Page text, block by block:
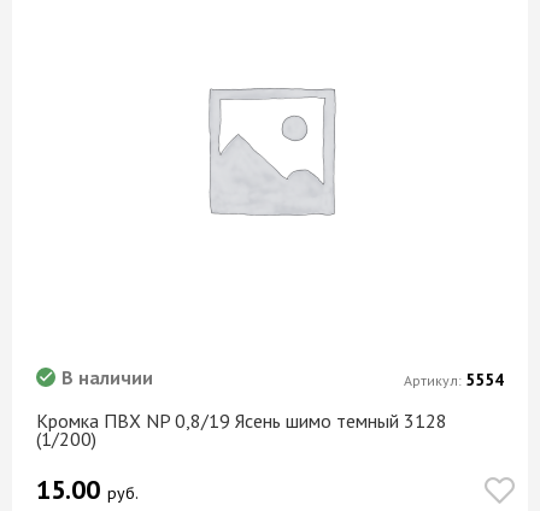
Кромка ПВХ NP 0,8/19 Ясень шимо темный 3128
(1/200)
В наличии
15.00 руб.
Артикул: 5554